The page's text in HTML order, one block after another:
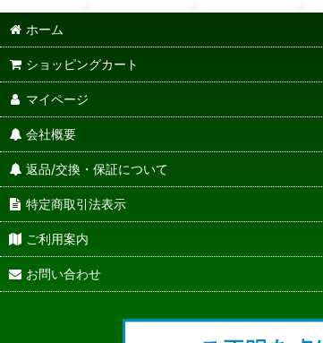
ホーム
ショッピングカート
マイページ
会社概要
返品/交換・保証について
特定商取引法表示
ご利用案内
お問い合わせ